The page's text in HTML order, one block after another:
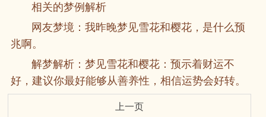
相关的梦例解析
网友梦境：我昨晚梦见雪花和樱花，是什么预
兆啊。
解梦解析：梦见雪花和樱花：预示着财运不
好，建议你最好能够从善养性，相信运势会好转。
上一页